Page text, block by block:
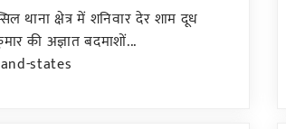
थाना क्षेत्र में शनिवार देर शाम दूध
की अज्ञात बदमाशों...
states